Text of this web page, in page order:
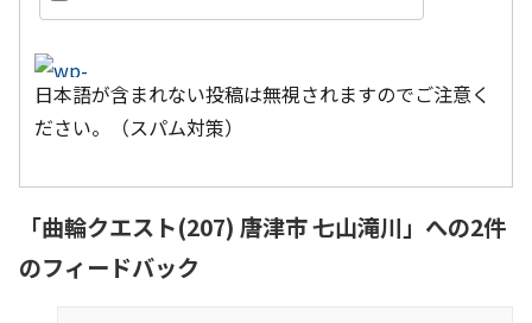
日本語が含まれない投稿は無視されますのでご注意く
ださい。（スパム対策）
「曲輪クエスト(207) 唐津市 七山滝川 」への2件
のフィードバック